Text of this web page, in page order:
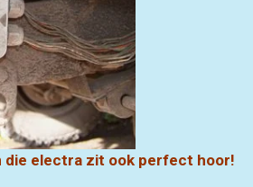
ook perfect hoor!